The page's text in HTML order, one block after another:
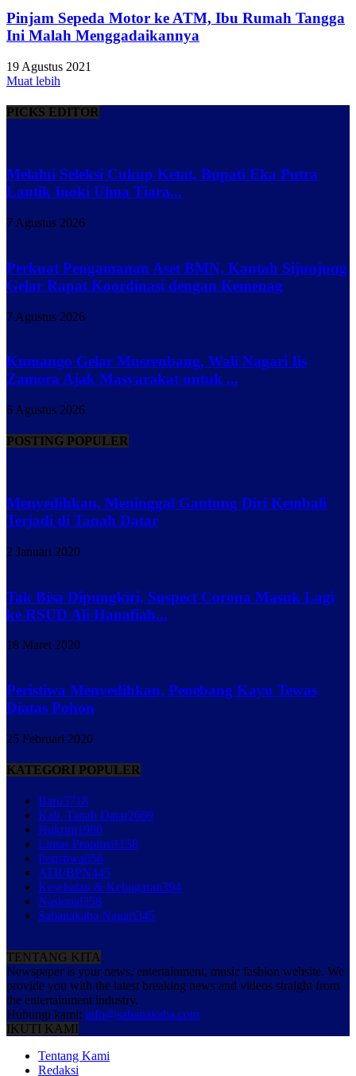
Pinjam Sepeda Motor ke ATM, Ibu Rumah Tangga
Ini Malah Menggadaikannya
19 Agustus 2021
Muat lebih
PICKS EDITOR
Melalui Seleksi Cukup Ketat, Bupati Eka Putra
Lantik Inoki Ulma Tiara...
7 Agustus 2026
Perkuat Pengamanan Aset BMN, Kantah Sijunjung
Gelar Rapat Koordinasi dengan Kemenag
7 Agustus 2026
Kumango Gelar Musrenbang, Wali Nagari Iis
Zamora Ajak Masyarakat untuk ...
6 Agustus 2026
POSTING POPULER
Menyedihkan, Meninggal Gantung Diri Kembali
Terjadi di Tanah Datar
2 Januari 2020
Tak Bisa Dipungkiri, Suspect Corona Masuk Lagi
ke RSUD Ali Hanafiah...
18 Maret 2020
Peristiwa Menyedihkan, Penebang Kayu Tewas
Diatas Pohon
25 Februari 2020
KATEGORI POPULER
Baru5718
Kab. Tanah Datar2669
Hukrim1980
Lintas Propinsi1158
Peristiwa656
ATR/BPN445
Kesehatan & Kebugaran394
Nasional358
Sabanakaba Nagari345
TENTANG KITA
Newspaper is your news, entertainment, music fashion website. We
provide you with the latest breaking news and videos straight from
the entertainment industry.
Hubungi kami: info@sabanakaba.com
IKUTI KAMI
Tentang Kami
Redaksi